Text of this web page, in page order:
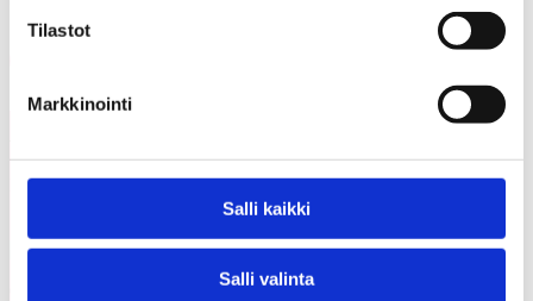
Tilastot
Markkinointi
Salli kaikki
Salli valinta
näistä
Kaikki
ajankohtaiset